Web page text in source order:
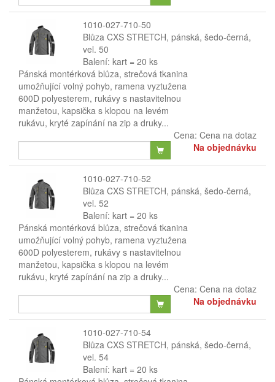
1010-027-710-50
Blůza CXS STRETCH, pánská, šedo-černá,
vel. 50
Balení: kart = 20 ks
Pánská montérková blůza, strečová tkanina
umožňující volný pohyb, ramena vyztužena
600D polyesterem, rukávy s nastavitelnou
manžetou, kapsička s klopou na levém
rukávu, kryté zapínání na zip a druky...
Cena: Cena na dotaz
Na objednávku
1010-027-710-52
Blůza CXS STRETCH, pánská, šedo-černá,
vel. 52
Balení: kart = 20 ks
Pánská montérková blůza, strečová tkanina
umožňující volný pohyb, ramena vyztužena
600D polyesterem, rukávy s nastavitelnou
manžetou, kapsička s klopou na levém
rukávu, kryté zapínání na zip a druky...
Cena: Cena na dotaz
Na objednávku
1010-027-710-54
Blůza CXS STRETCH, pánská, šedo-černá,
vel. 54
Balení: kart = 20 ks